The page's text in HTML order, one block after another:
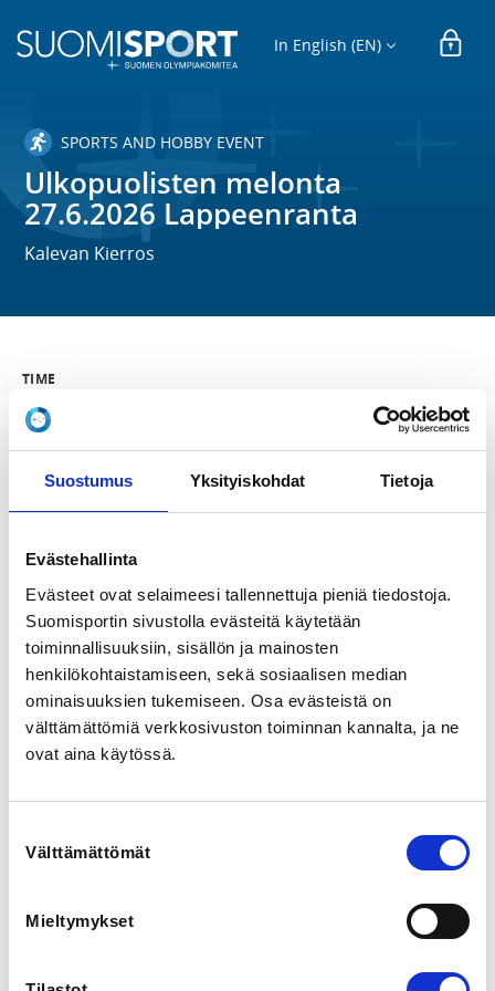
Suostumus Yksityiskohdat Tietoja
Evästehallinta
Evästeet ovat selaimeesi tallennettuja pieniä tiedostoja.
Suomisportin sivustolla evästeitä käytetään
toiminnallisuuksiin, sisällön ja mainosten
henkilökohtaistamiseen, sekä sosiaalisen median
ominaisuuksien tukemiseen. Osa evästeistä on
välttämättömiä verkkosivuston toiminnan kannalta, ja ne
ovat aina käytössä.
valinta
Välttämättömät
Mieltymykset
In English (EN)
SPORTS AND HOBBY EVENT
Ulkopuolisten melonta
27.6.2026 Lappeenranta
Kalevan Kierros
TIME
Sa 27.6.2026
Korvenkylässä
View map
LOCALITY
Lappeenranta
SPORTS
Kalevan Kierros
Osallistumismaksu sisältää ruokailun,